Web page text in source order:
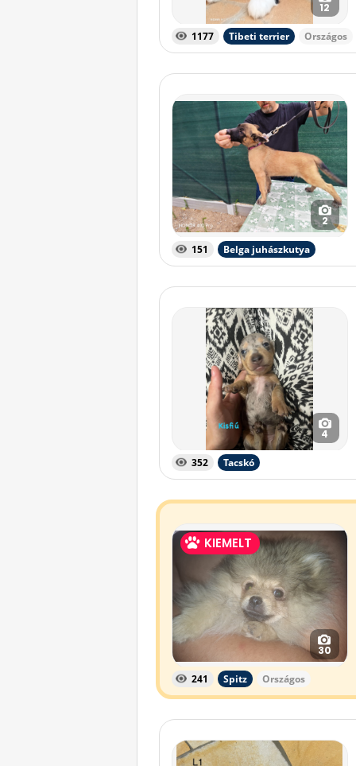
12
1177 Tibeti terrier Országos
2
151 Belga juhászkutya
4
352 Tacskó
KIEMELT
30
241 Spitz Országos